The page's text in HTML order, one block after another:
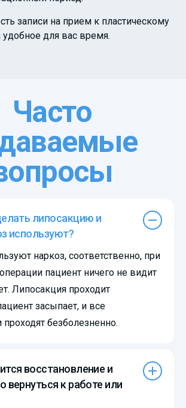
записи на прием к пластическому
удобное для вас время.
Часто
липосакцию и
используют?
наркоз, соответственно, при
пациент ничего не видит
Липосакция проходит
засыпает, и все
безболезненно.
восстановление и
вернуться к работе или